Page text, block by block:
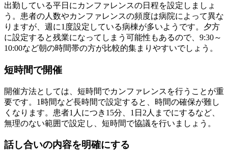
出勤している平日にカンファレンスの日程を設定しましょ
う。患者の人数やカンファレンスの頻度は病院によって異な
りますが、週に1度設定している病棟が多いようです。夕方
に設定すると残業になってしまう可能性もあるので、9:30～
10:00など朝の時間帯の方が比較的集まりやすいでしょう。
短時間で開催
開催方法としては、短時間でカンファレンスを行うことが重
要です。1時間など長時間で設定すると、時間の確保が難し
くなります。患者1人につき15分、1日2人までにするなど、
無理のない範囲で設定し、短時間で協議を行いましょう。
話し合いの内容を明確にする